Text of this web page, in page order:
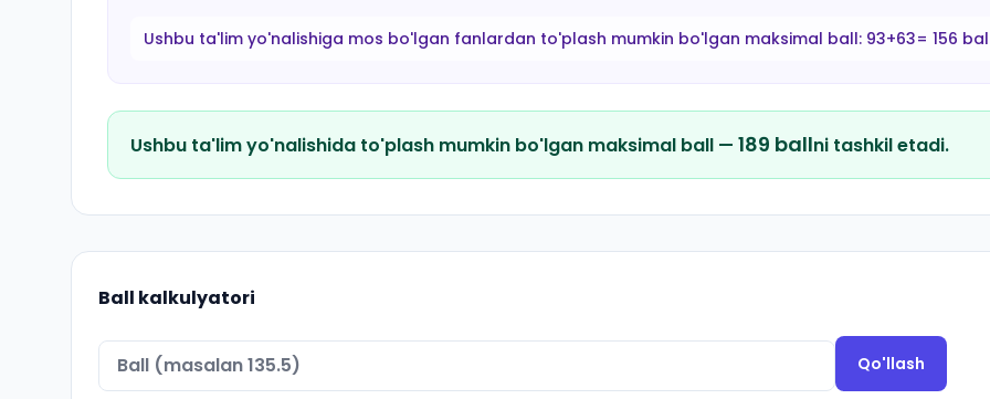
Ushbu ta'lim yo'nalishiga mos bo'lgan fanlardan to'plash mumkin bo'lgan maksimal ball: 93+63= 156
Ushbu ta'lim yo'nalishida to'plash mumkin bo'lgan maksimal ball — 189 ballni tashkil etadi.
Ball kalkulyatori
Qo'llash